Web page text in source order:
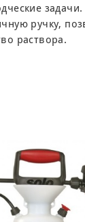
ручку,
раствора.